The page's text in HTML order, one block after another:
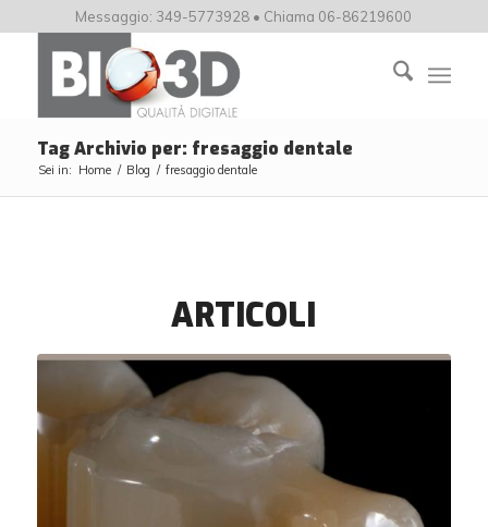
Messaggio: 349-5773928 • Chiama 06-86219600
Tag Archivio per: fresaggio dentale
Sei in: Home / Blog / fresaggio dentale
ARTICOLI